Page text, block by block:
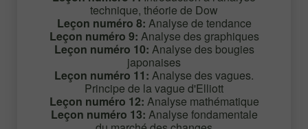
technique, théorie de Dow
Leçon numéro 8: Analyse de tendance
Leçon numéro 9: Analyse des graphiques
Leçon numéro 10: Analyse des bougies
japonaises
Leçon numéro 11: Analyse des vagues.
Principe de la vague d'Elliott
Leçon numéro 12: Analyse mathématique
Leçon numéro 13: Analyse fondamentale